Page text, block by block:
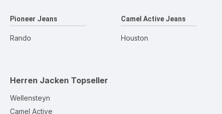
Pioneer Jeans
Rando
Camel Active Jeans
Houston
Herren Jacken Topseller
Wellensteyn
Camel Active